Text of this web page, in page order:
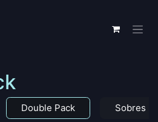
Double Pack Sobres